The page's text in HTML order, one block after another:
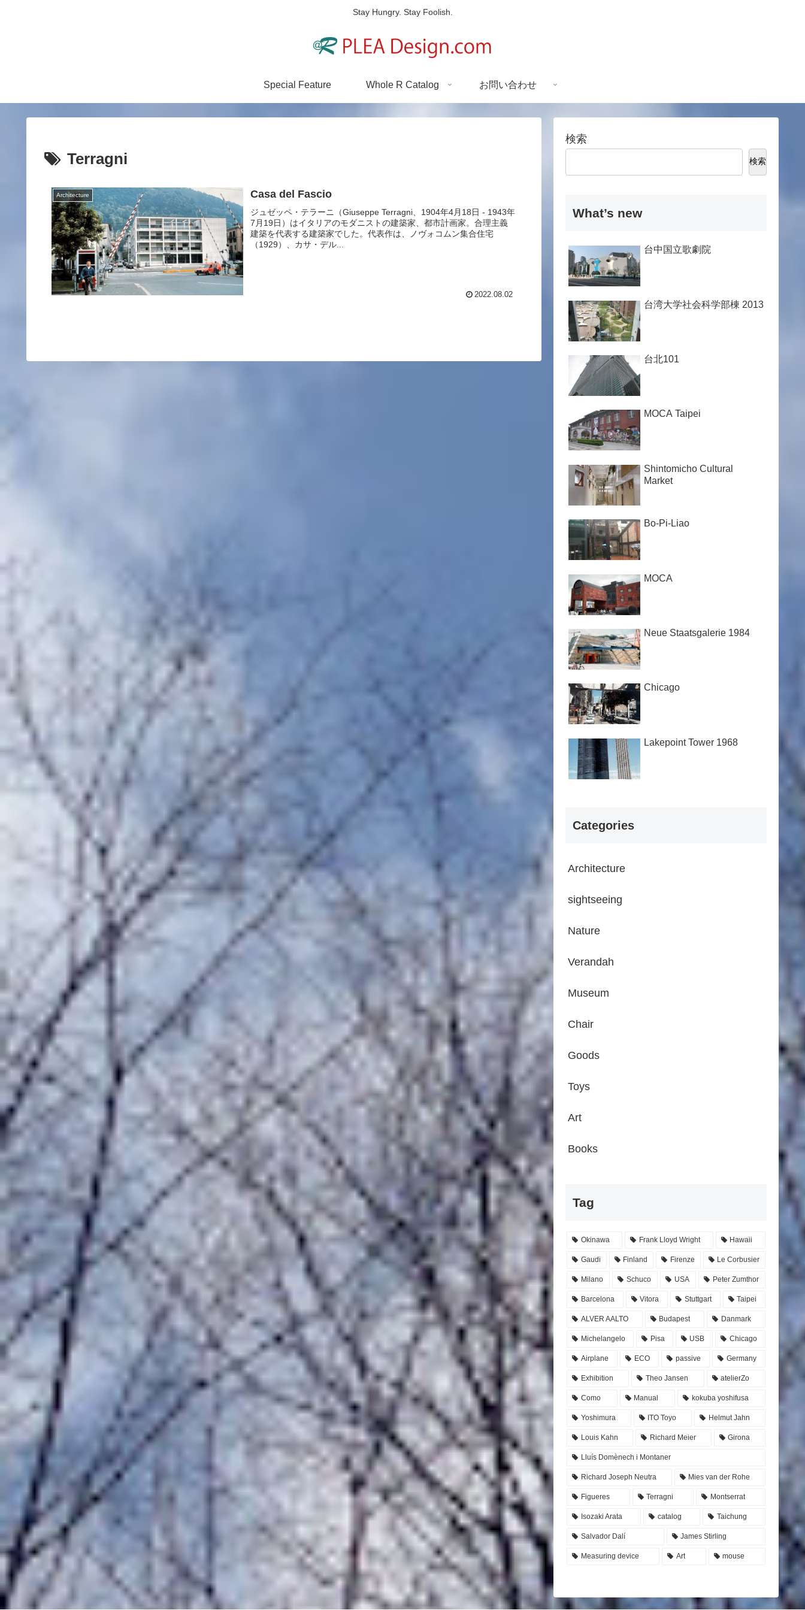
Stay Hungry. Stay Foolish.
Special Feature Whole R Catalog お問い合わせ
Terragni
Architecture Casa del Fascio
ジュゼッペ・テラーニ（Giuseppe Terragni、1904年4月18日 - 1943年
7月19日）はイタリアのモダニストの建築家、都市計画家。合理主義
建築を代表する建築家でした。代表作は、ノヴォコムン集合住宅
（1929）、カサ・デル...
2022.08.02
検索
検索
What’s new
台中国立歌劇院
台湾大学社会科学部棟 2013
台北101
MOCA Taipei
Shintomicho Cultural
Market
Bo-Pi-Liao
MOCA
Neue Staatsgalerie 1984
Chicago
Lakepoint Tower 1968
Categories
Architecture
sightseeing
Nature
Verandah
Museum
Chair
Goods
Toys
Art
Books
Tag
Okinawa Frank Lloyd Wright Hawaii
Gaudi Finland Firenze Le Corbusier
Milano Schuco USA Peter Zumthor
Barcelona Vitora Stuttgart Taipei
ALVER AALTO Budapest Danmark
Michelangelo Pisa USB Chicago
Airplane ECO passive Germany
Exhibition Theo Jansen atelierZo
Como Manual kokuba yoshifusa
Yoshimura ITO Toyo Helmut Jahn
Louis Kahn Richard Meier Girona
Lluís Domènech i Montaner
Richard Joseph Neutra Mies van der Rohe
Figueres Terragni Montserrat
Isozaki Arata catalog Taichung
Salvador Dalí James Stirling
Measuring device Art mouse